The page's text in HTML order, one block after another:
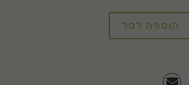
הוספה לסל